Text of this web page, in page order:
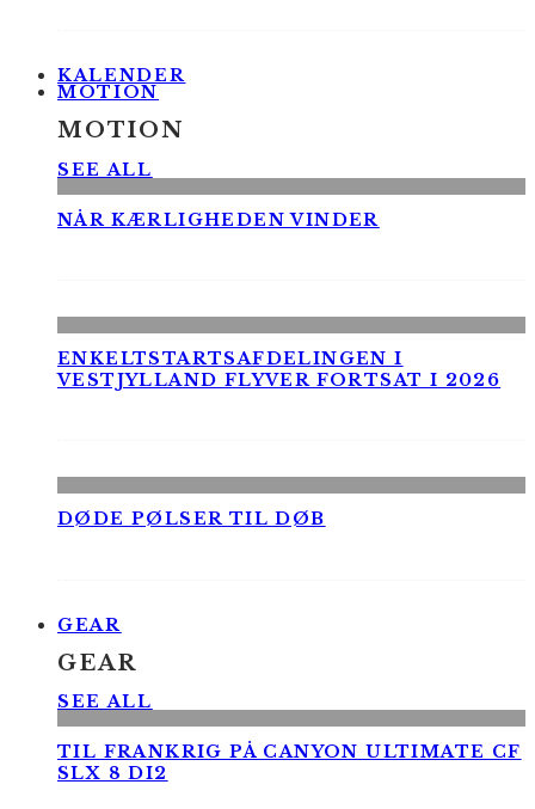
KALENDER
MOTION
MOTION
SEE ALL
NÅR KÆRLIGHEDEN VINDER
ENKELTSTARTSAFDELINGEN I
VESTJYLLAND FLYVER FORTSAT I 2026
DØDE PØLSER TIL DØB
GEAR
GEAR
SEE ALL
TIL FRANKRIG PÅ CANYON ULTIMATE CF
SLX 8 DI2